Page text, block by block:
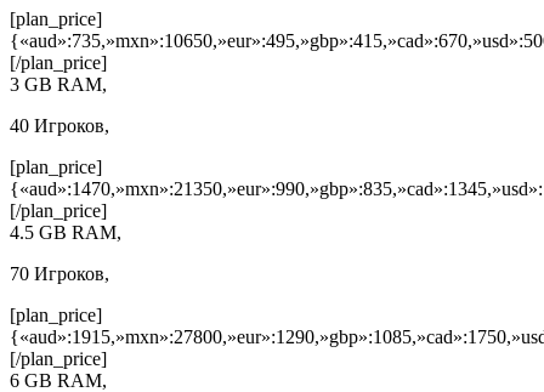
[plan_price]
[/plan_price]
3 GB RAM,
40 Игроков,
[plan_price]
[/plan_price]
4.5 GB RAM,
70 Игроков,
[plan_price]
[/plan_price]
6 GB RAM,